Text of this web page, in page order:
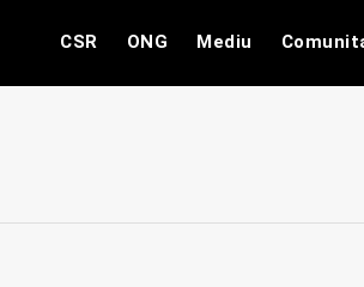
CSR ONG Mediu